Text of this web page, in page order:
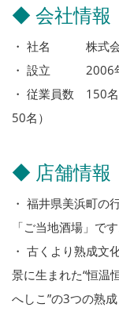
◆ 会社情報
・ 社名 株式会社
・ 設立 2006
・ 従業員数 150
50名）
◆ 店舗情報
・ 福井県美浜町の
「ご当地酒場」です
・ 古くより熟成文
景に生まれた“恒温
へしこ”の3つの熟